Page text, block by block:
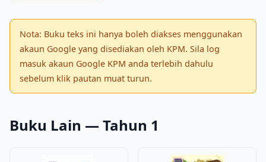
Nota: Buku teks ini hanya boleh diakses menggunakan
akaun Google yang disediakan oleh KPM. Sila log
masuk akaun Google KPM anda terlebih dahulu
sebelum klik pautan muat turun.
Buku Lain — Tahun 1